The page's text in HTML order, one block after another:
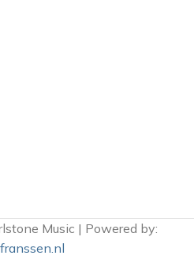
Music | Powered by: